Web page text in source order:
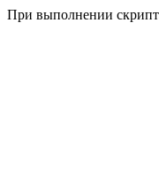
При выполнении